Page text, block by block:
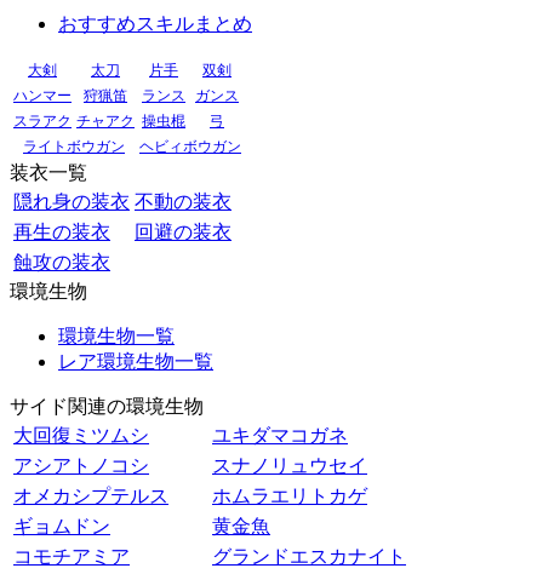
おすすめスキルまとめ
大剣 太刀 片手
双剣
ハンマー
狩猟笛 ランス
ガンス
スラアク チャアク 操虫棍
弓
ライトボウガン
ヘビィボウガン
装衣一覧
隠れ身の装衣 不動の装衣
再生の装衣
回避の装衣
蝕攻の装衣
環境生物
環境生物一覧
レア環境生物一覧
サイド関連の環境生物
大回復ミツムシ
ユキダマコガネ
アシアトノコシ
スナノリュウセイ
オメカシプテルス
ホムラエリトカゲ
ギョムドン
黄金魚
コモチアミア
グランドエスカナイト